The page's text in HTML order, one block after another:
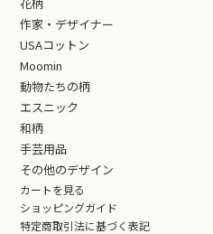
作家・デザイナー
USAコットン
Moomin
動物たちの柄
エスニック
和柄
手芸用品
その他のデザイン
カートを見る
ショッピングガイド
特定商取引法に基づく表記